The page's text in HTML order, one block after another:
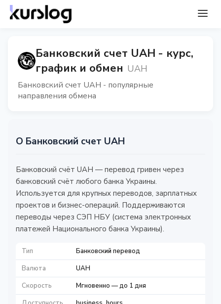
Банковский счет UAH - курс,
график и обмен UAH
Банковский счет UAH - популярные
направления обмена
О Банковский счет UAH
Банковский счёт UAH — перевод гривен через
банковский счёт любого банка Украины.
Используется для крупных переводов, зарплатных
проектов и бизнес-операций. Поддерживаются
переводы через СЭП НБУ (система электронных
платежей Национального банка Украины).
Тип
Банковский перевод
Валюта
UAH
Скорость
Мгновенно — до 1 дня